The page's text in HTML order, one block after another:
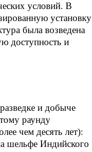
условий. В
установку
была возведена
доступность и
и добыче
раунду
чем десять лет):
шельфе Индийского